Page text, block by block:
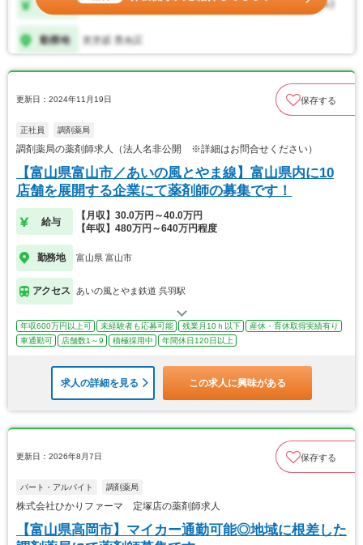
更新日：2024年11月19日 保存する
正社員 調剤薬局
調剤薬局の薬剤師求人（法人名非公開 ※詳細はお問合せください）
【富山県富山市／あいの風とやま線】富山県内に10
店舗を展開する企業にて薬剤師の募集です！
給与
【月収】30.0万円～40.0万円
【年収】480万円～640万円程度
勤務地 富山県 富山市
アクセス あいの風とやま鉄道 呉羽駅
年収600万円以上可 未経験者も応募可能 残業月10ｈ以下
産休・育休取得実績有り
車通勤可
店舗数1～9 積極採用中 年間休日120日以上
求人の詳細を見る この求人に興味がある
更新日：2026年8月7日 保存する
パート・アルバイト 調剤薬局
株式会社ひかりファーマ 定塚店の薬剤師求人
【富山県高岡市】マイカー通勤可能◎地域に根差した